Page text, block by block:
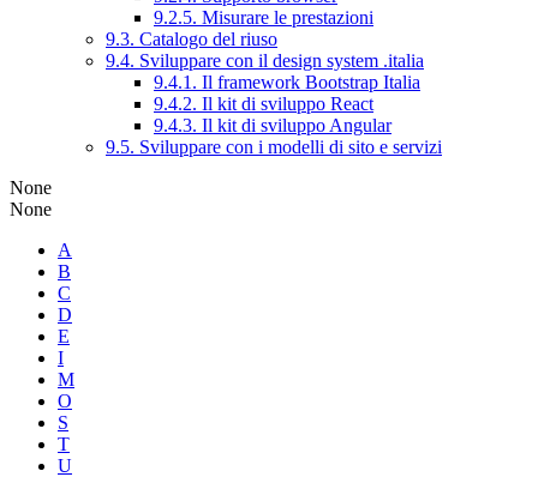
9.2.5. Misurare le prestazioni
9.3. Catalogo del riuso
9.4. Sviluppare con il design system .italia
9.4.1. Il framework Bootstrap Italia
9.4.2. Il kit di sviluppo React
9.4.3. Il kit di sviluppo Angular
9.5. Sviluppare con i modelli di sito e servizi
None
None
A
B
C
D
E
I
M
O
S
T
U